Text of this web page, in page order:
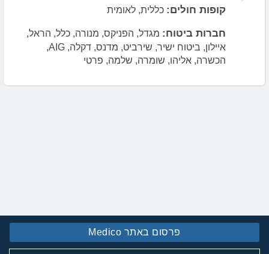
קופות חולים: כללית, לאומית
חברות ביטוח: מגדל, הפניקס, מנורה, כלל, הראל,
איילון, ביטוח ישיר, שירביט, מדנס, דקלה, AIG,
הכשרה, אליהו, שומרה, שלמה, פרטי
פרסום באתר Medico